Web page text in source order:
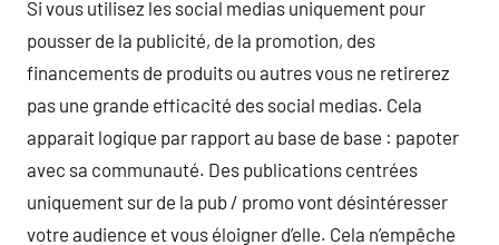
Si vous utilisez les social medias uniquement pour
pousser de la publicité, de la promotion, des
financements de produits ou autres vous ne retirerez
pas une grande efficacité des social medias. Cela
apparait logique par rapport au base de base : papoter
avec sa communauté. Des publications centrées
uniquement sur de la pub / promo vont désintéresser
votre audience et vous éloigner d’elle. Cela n’empêche